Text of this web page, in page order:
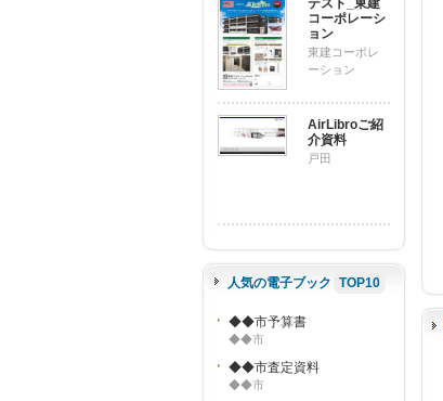
テスト_東建
コーポレーシ
ョン
東建コーポレ
ーション
AirLibroご紹
介資料
戸田
人気の電子ブック TOP10
◆◆市予算書
◆◆市
◆◆市査定資料
◆◆市